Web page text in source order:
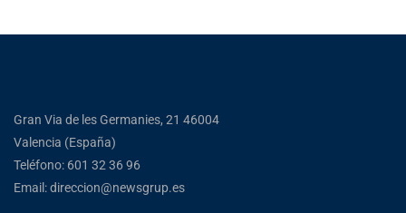
Gran Via de les Germanies, 21 46004
Valencia (España)
Teléfono: 601 32 36 96
Email: direccion@newsgrup.es